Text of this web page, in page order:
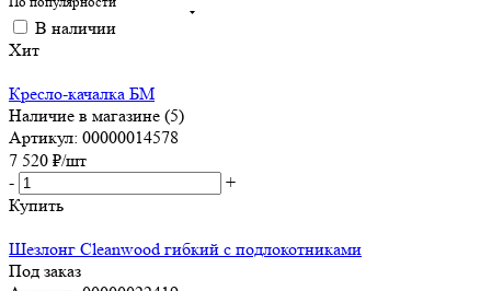
В наличии
Хит
Кресло-качалка БМ
Наличие в магазине (5)
Артикул: 00000014578
7 520 ₽/шт
-
+
Купить
Шезлонг Cleanwood гибкий c подлокотниками
Под заказ